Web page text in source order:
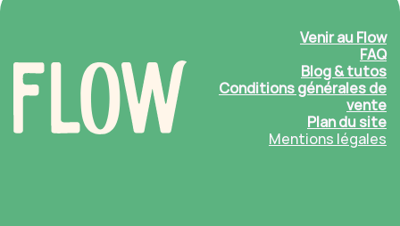
Venir au Flow
FAQ
Blog & tutos
Conditions générales de
vente
Plan du site
Mentions légales